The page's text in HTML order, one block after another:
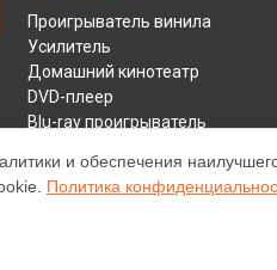
Проигрыватель винила
Усилитель
Домашний кинотеатр
DVD-плеер
Blu-ray проигрыватель
и обеспечения
Политика